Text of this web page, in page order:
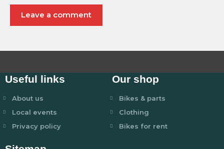
Useful links
About us
Local events
Privacy policy
Our shop
Bikes & parts
Clothing
Bikes for rent